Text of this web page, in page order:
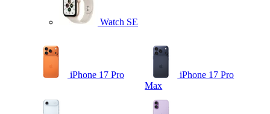
Watch SE
iPhone 17 Pro
iPhone 17 Pro
Max